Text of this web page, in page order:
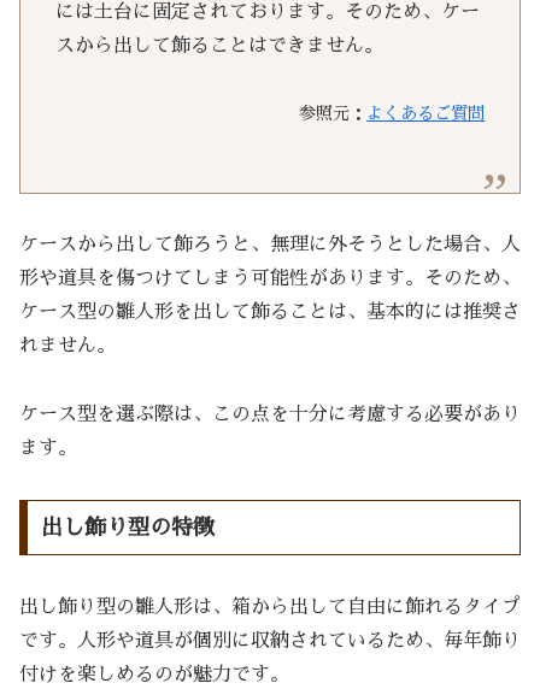
には土台に固定されております。そのため、ケー
スから出して飾ることはできません。
参照元： よくあるご質問
ケースから出して飾ろうと、無理に外そうとした場合、人
形や道具を傷つけてしまう可能性があります。そのため、
ケース型の雛人形を出して飾ることは、基本的には推奨さ
れません。
ケース型を選ぶ際は、この点を十分に考慮する必要があり
ます。
出し飾り型の特徴
出し飾り型の雛人形は、箱から出して自由に飾れるタイプ
です。人形や道具が個別に収納されているため、毎年飾り
付けを楽しめるのが魅力です。